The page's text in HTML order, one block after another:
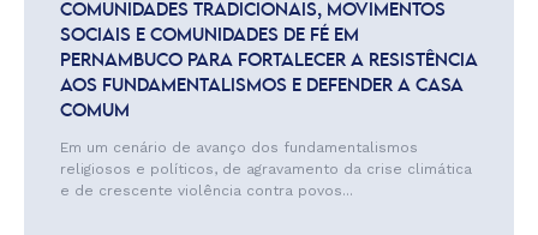
COMUNIDADES TRADICIONAIS, MOVIMENTOS
SOCIAIS E COMUNIDADES DE FÉ EM
PERNAMBUCO PARA FORTALECER A RESISTÊNCIA
AOS FUNDAMENTALISMOS E DEFENDER A CASA
COMUM
Em um cenário de avanço dos fundamentalismos
religiosos e políticos, de agravamento da crise climática
e de crescente violência contra povos...